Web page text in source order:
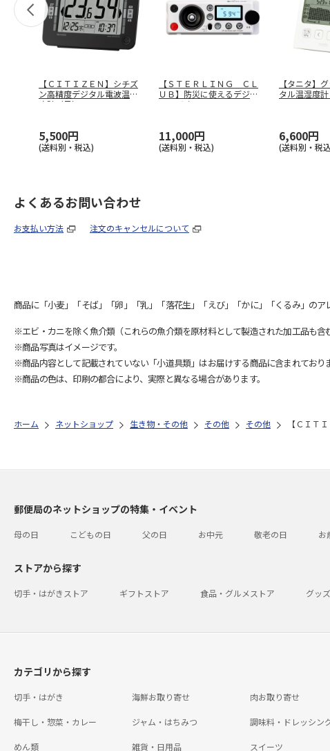
【ＣＩＴＩＺＥＮ】シチズ
ン高精度デジタル電波温湿
度計（黒）
5,500円
(送料別・税込)
【ＳＴＥＲＬＩＮＧ ＣＬ
ＵＢ】防災に使えるデジタ
ルラジオ
11,000円
(送料別・税込)
【タニタ】
タル温湿度
6,600円
(送料別・税
よくあるお問い合わせ
お支払い方法 注文のキャンセルについて
商品に「小麦」「そば」「卵」「乳」「落花生」「えび」「かに」「くるみ」のア
※エビ・カニを除く魚介類（これらの魚介類を原材料として製造された加工品も
※商品写真はイメージです。
※商品内容として記載されていない「小道具類」はお届けする商品に含まれており
※商品の色は、印刷の都合により、実際と異なる場合があります。
ホーム ネットショップ 生き物・その他 その他 その他 【ＣＩＴ
郵便局のネットショップの特集・イベント
母の日 こどもの日 父の日 お中元 敬老の日 お
ストアから探す
切手・はがきストア ギフトストア 食品・グルメストア グッ
カテゴリから探す
切手・はがき 海鮮お取り寄せ 肉お取り寄せ
梅干し・惣菜・カレー ジャム・はちみつ 調味料・ドレッシン
めん類 雑貨・日用品 スイーツ